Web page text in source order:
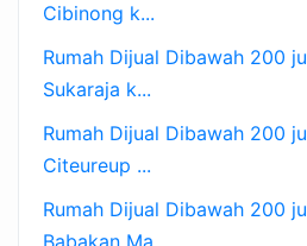
Cibinong k...
Rumah Dijual Dibawah 200
Sukaraja k...
Rumah Dijual Dibawah 200
Citeureup ...
Rumah Dijual Dibawah 200
Babakan Ma...